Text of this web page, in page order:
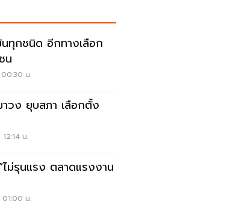
ทุกชนิด อีกทางเลือก
น
00:30 น.
าวง ยุบสภา เลือกตั้ง
น.
ไม่รุนแรง ตลาดแรงงาน
01:00 น.